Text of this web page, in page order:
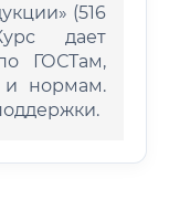
(516
дает
ГОСТам,
и нормам.